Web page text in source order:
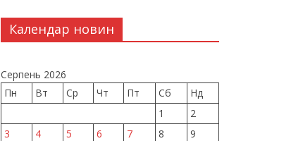
Календар новин
Серпень 2026
Пн
Вт Ср Чт Пт Сб
Нд
1
2
3
4 5 6 7 8
9